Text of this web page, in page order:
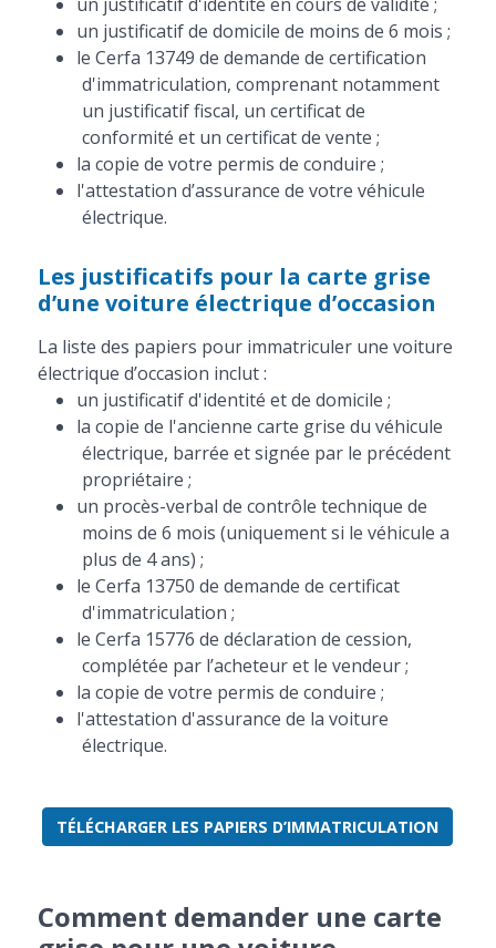
un justificatif d'identité en cours de validité ;
un justificatif de domicile de moins de 6 mois ;
le Cerfa 13749 de demande de certification
d'immatriculation, comprenant notamment
un justificatif fiscal, un certificat de
conformité et un certificat de vente ;
la copie de votre permis de conduire ;
l'attestation d’assurance de votre véhicule
électrique.
Les justificatifs pour la carte grise
d’une voiture électrique d’occasion
La liste des papiers pour immatriculer une voiture
électrique d’occasion inclut :
un justificatif d'identité et de domicile ;
la copie de l'ancienne carte grise du véhicule
électrique, barrée et signée par le précédent
propriétaire ;
un procès-verbal de contrôle technique de
moins de 6 mois (uniquement si le véhicule a
plus de 4 ans) ;
le Cerfa 13750 de demande de certificat
d'immatriculation ;
le Cerfa 15776 de déclaration de cession,
complétée par l’acheteur et le vendeur ;
la copie de votre permis de conduire ;
l'attestation d'assurance de la voiture
électrique.
TÉLÉCHARGER LES PAPIERS D’IMMATRICULATION
Comment demander une carte